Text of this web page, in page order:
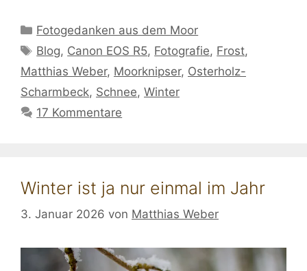
Kategorien
Fotogedanken aus dem Moor
Schlagwörter
Blog, Canon EOS R5, Fotografie, Frost,
Matthias Weber, Moorknipser, Osterholz-
Scharmbeck, Schnee, Winter
17 Kommentare
Winter ist ja nur einmal im Jahr
3. Januar 2026 von Matthias Weber